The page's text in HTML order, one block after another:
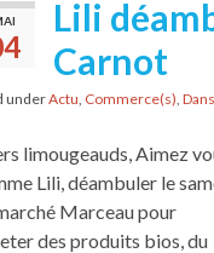
Lili
Carnot
underActu Commerce(s)
limougeauds, Aimez
Lili, déambuler le
Marceau pour
des produits bios, du